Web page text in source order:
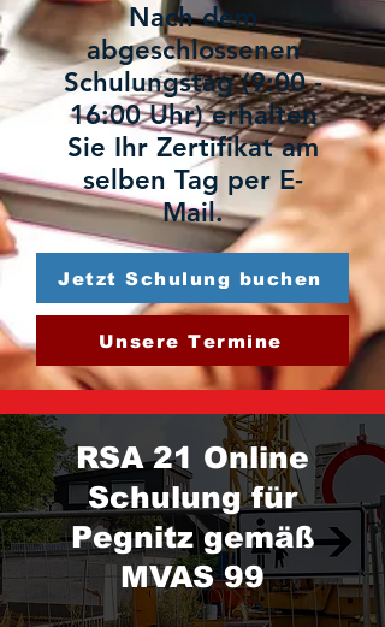
Nach dem
abgeschlossenen
Schulungstag (9:00 -
16:00 Uhr) erhalten
Sie Ihr Zertifikat am
selben Tag per E-
Mail.
Jetzt Schulung buchen
Unsere Termine
RSA 21 Online
Schulung für
Pegnitz gemäß
MVAS 99